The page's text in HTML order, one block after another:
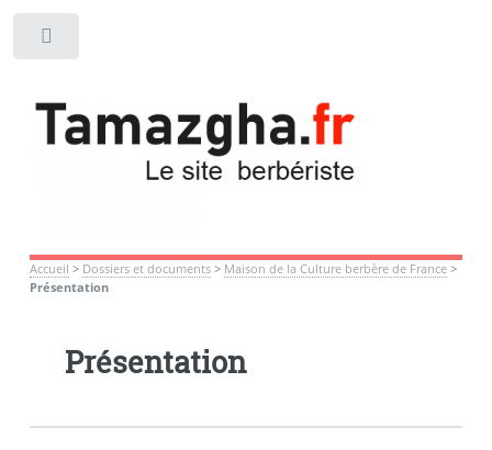
Accueil > Dossiers et documents> Maison de la Culture berbère de France>
Présentation
Présentation